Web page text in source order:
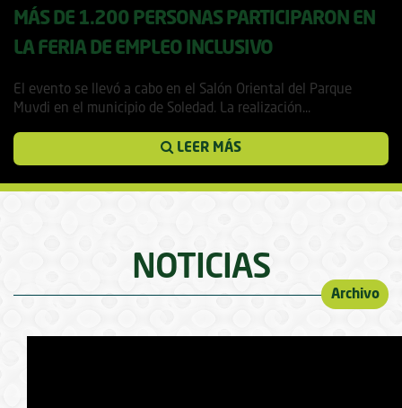
MÁS DE 1.200 PERSONAS PARTICIPARON EN
LA FERIA DE EMPLEO INCLUSIVO
El evento se llevó a cabo en el Salón Oriental del Parque
Muvdi en el municipio de Soledad. La realización...
LEER MÁS
NOTICIAS
Archivo